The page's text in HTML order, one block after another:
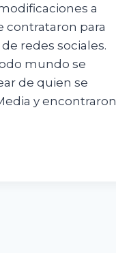
a
contrataron para
redes sociales.
mundo se
de quien se
y encontraron